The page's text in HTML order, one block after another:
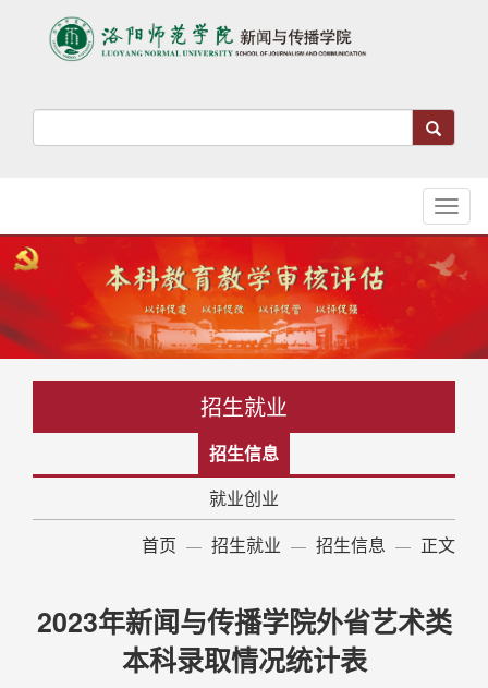
招生就业
招生信息
就业创业
首页
招生就业 招生信息 正文
2023年新闻与传播学院外省艺术类
本科录取情况统计表